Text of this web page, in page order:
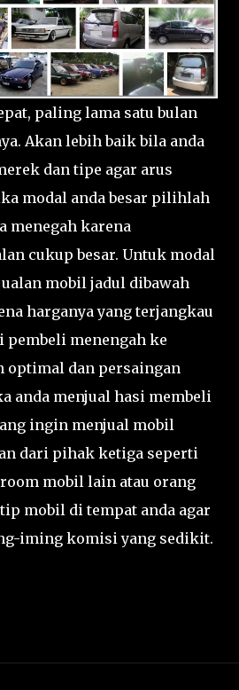
paling lama satu bulan
Akan lebih baik bila anda
dan tipe agar arus
modal anda besar pilihlah
menegah karena
cukup besar. Untuk modal
mobil jadul dibawah
harganya yang terjangkau
menengah ke
optimal dan persaingan
anda menjual hasi membeli
ingin menjual mobil
dari pihak ketiga seperti
mobil lain atau orang
mobil di tempat anda agar
iming komisi yang sedikit.